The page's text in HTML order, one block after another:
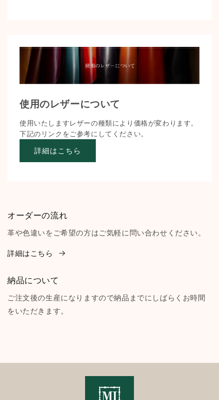
使用のレザーについて
使用いたしますレザーの種類により価格が変わります。
下記のリンクをご参考にしてください。
詳細はこちら
オーダーの流れ
革や色違いをご希望の方はご気軽に問い合わせください。
詳細はこちら
納品について
ご注文後の生産になりますので納品までにしばらくお時間
をいただきます。